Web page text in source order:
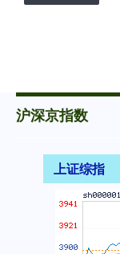
沪深京指数
上证综指